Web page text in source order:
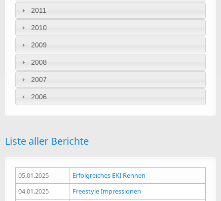
2011
2010
2009
2008
2007
2006
Liste aller Berichte
05.01.2025
Erfolgreiches EKI Rennen
04.01.2025
Freestyle Impressionen